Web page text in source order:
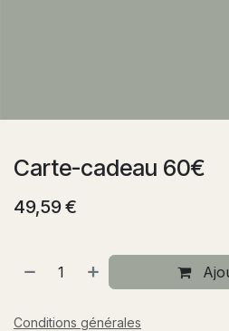
Carte-cadeau 60€
49,59€
Conditions générales